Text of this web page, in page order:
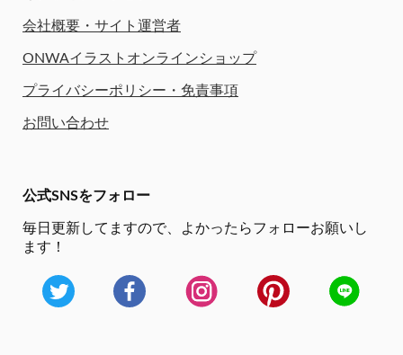
会社概要・サイト運営者
ONWAイラストオンラインショップ
プライバシーポリシー・免責事項
お問い合わせ
公式SNSをフォロー
毎日更新してますので、
よかったらフォローお願いし
ます！